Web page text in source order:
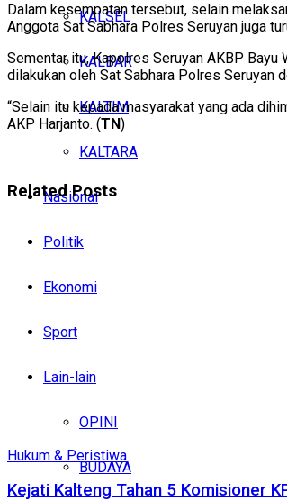
KALSEL
KALBAR
KALTIM
KALTARA
Nasional
Politik
Ekonomi
Sport
Lain-lain
OPINI
BUDAYA
Dalam kesempatan tersebut, selain
Anggota Sat Sabhara Polres Seruyan juga
Sementar itu, Kapolres Seruyan AKBP Bayu
dilakukan oleh Sat Sabhara Polres Seruyan
“Selain itu kepada masyarakat yang ada
AKP Harjanto. (TN)
RelatedPosts
Hukum & Peristiwa
Kejati Kalteng Tahan 5 Komisioner